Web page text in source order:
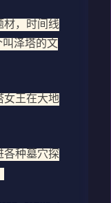
材，时间线
泽塔的文
女王在大地
各种墓穴探